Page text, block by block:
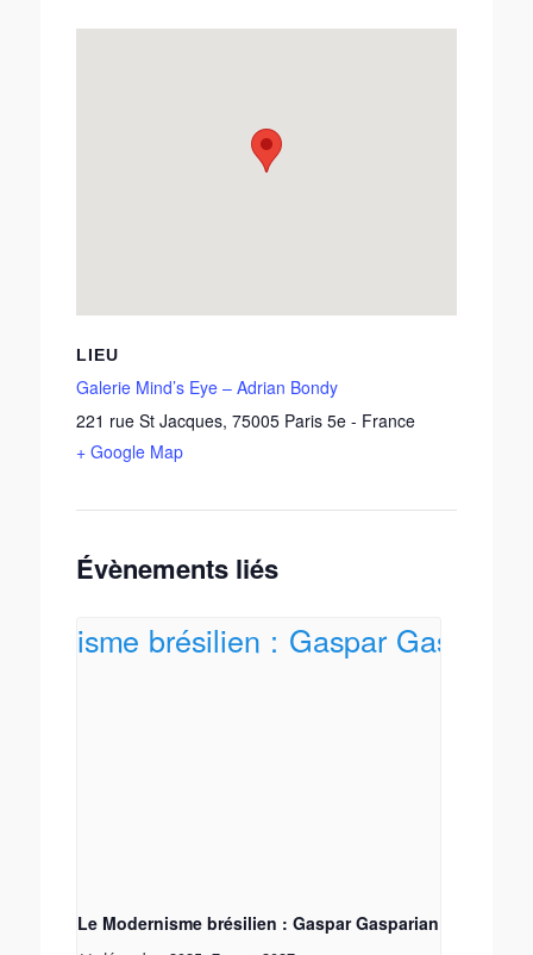
LIEU
Galerie Mind’s Eye – Adrian Bondy
221 rue St Jacques, 75005 Paris 5e - France
+ Google Map
Évènements liés
Le Modernisme brésilien : Gaspar Gasparian